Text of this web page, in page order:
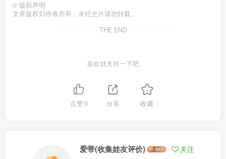
© 版权声明
文章版权归作者所有，未经允许请勿转载。
THE END
喜欢就支持一下吧
点赞0 分享 收藏
爱带(收集娃友评价) 关注